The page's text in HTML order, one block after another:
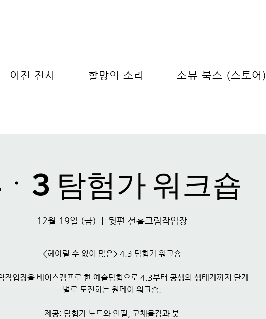
이전 전시 할망의 소리 소뮤 북스 (스토어)
3 탐험가 워크숍
12월 19일 (금) 뒷편 선흘그림작업장
<헤아릴 수 없이 많은> 4.3 탐험가 워크숍
작업장을 베이스캠프로 한 예술탐험으로 4.3부터 공생의 생태계까지 단계
별로 도전하는 원데이 워크숍.
제공: 탐험가 노트와 연필, 고체물감과 붓